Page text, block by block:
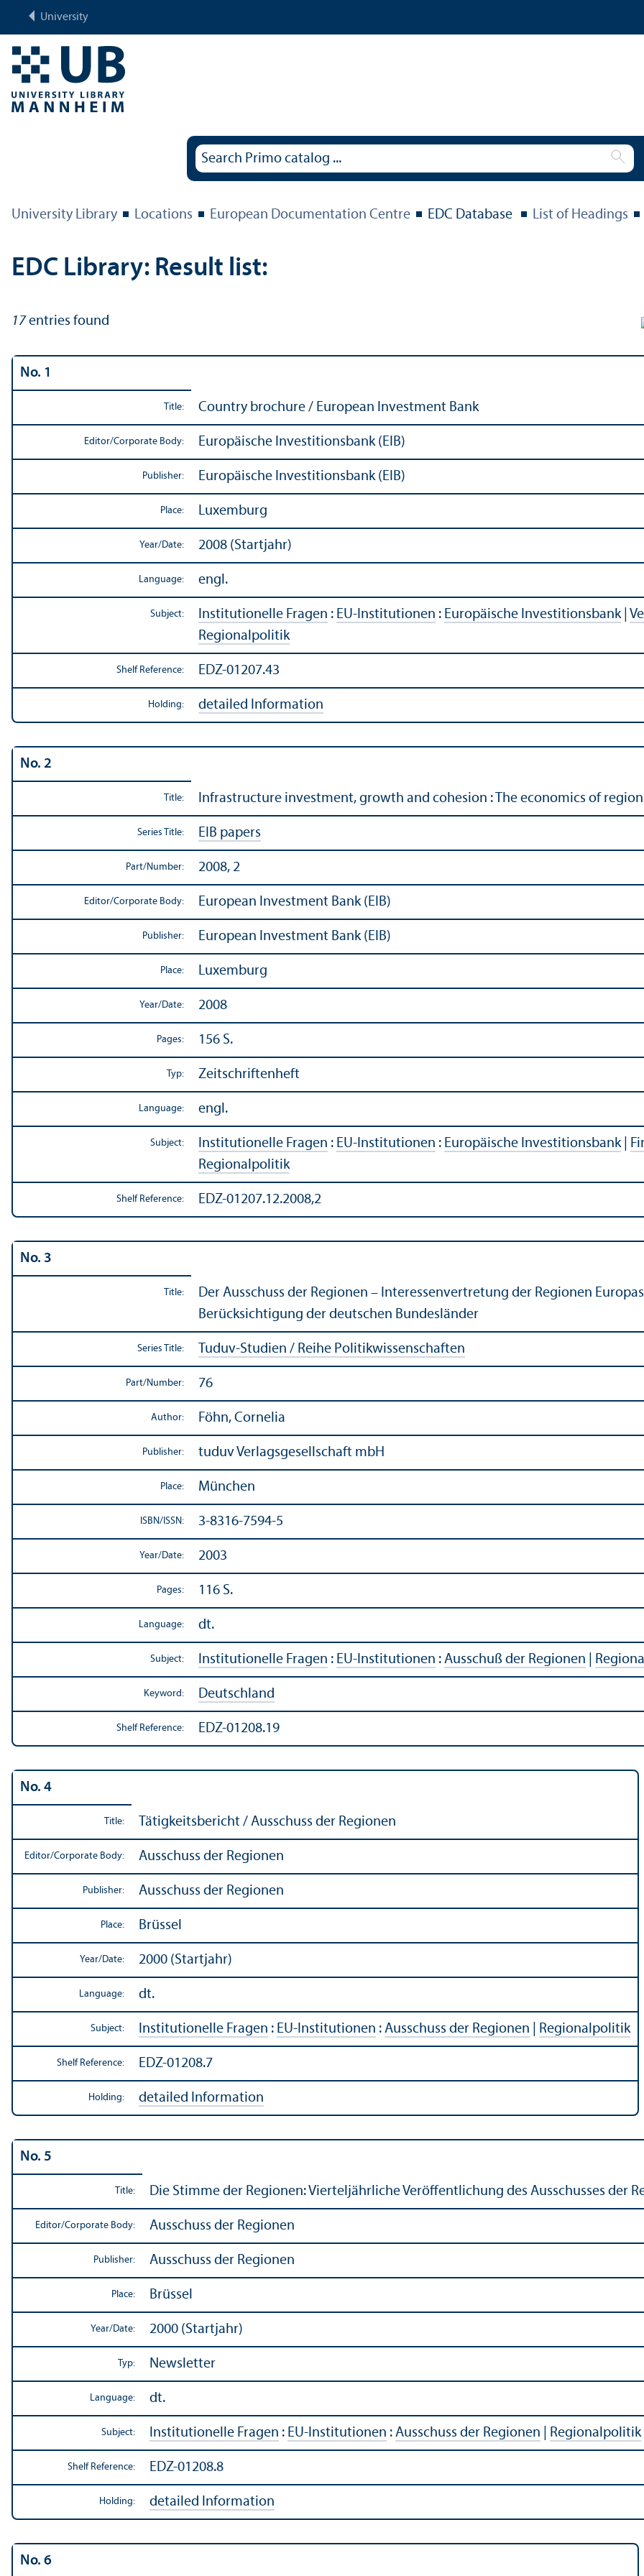
University
University Library Locations European Documentation Centre EDC Database List of Headings
EDC Library: Result list:
17 entries found
No. 1
Title: Country brochure / European Investment Bank
Editor/Corporate Body: Europäische Investitionsbank (EIB)
Publisher: Europäische Investitionsbank (EIB)
Place: Luxemburg
Year/Date: 2008 (Startjahr)
Language: engl.
Subject: Institutionelle Fragen : EU-Institutionen : Europäische Investitionsbank|
Regionalpolitik
Shelf Reference: EDZ-01207.43
Holding: detailed Information
No. 2
Title: Infrastructure investment, growth and cohesion : The economics of
Series Title: EIB papers
Part/Number: 2008, 2
Editor/Corporate Body: European Investment Bank (EIB)
Publisher: European Investment Bank (EIB)
Place: Luxemburg
Year/Date: 2008
Pages: 156 S.
Typ: Zeitschriftenheft
Language: engl.
Subject: Institutionelle Fragen : EU-Institutionen : Europäische Investitionsbank|
Regionalpolitik
Shelf Reference: EDZ-01207.12.2008,2
No. 3
Title:
Der Ausschuss der Regionen – Interessenvertretung der Regionen
Berücksichtigung der deutschen Bundesländer
Series Title: Tuduv-Studien / Reihe Politikwissenschaften
Part/Number: 76
Author: Föhn, Cornelia
Publisher: tuduv Verlagsgesellschaft mbH
Place: München
ISBN/ISSN: 3-8316-7594-5
Year/Date: 2003
Pages: 116 S.
Language: dt.
Subject: Institutionelle Fragen : EU-Institutionen : Ausschuß der Regionen
Keyword: Deutschland
Shelf Reference: EDZ-01208.19
No. 4
Title: Tätigkeitsbericht / Ausschuss der Regionen
Editor/Corporate Body: Ausschuss der Regionen
Publisher: Ausschuss der Regionen
Place: Brüssel
Year/Date: 2000 (Startjahr)
Language: dt.
Subject: Institutionelle Fragen : EU-Institutionen : Ausschuss der Regionen Regionalpolitik
Shelf Reference: EDZ-01208.7
Holding: detailed Information
No. 5
Title: Die Stimme der Regionen: Vierteljährliche Veröffentlichung des Ausschusses der
Editor/Corporate Body: Ausschuss der Regionen
Publisher: Ausschuss der Regionen
Place: Brüssel
Year/Date: 2000 (Startjahr)
Typ: Newsletter
Language: dt.
Subject: Institutionelle Fragen : EU-Institutionen : Ausschuss der Regionen Regionalpolitik
Shelf Reference: EDZ-01208.8
Holding: detailed Information
No. 6